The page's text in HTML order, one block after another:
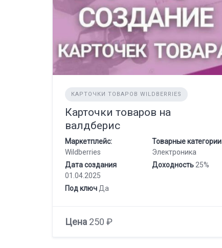
КАРТОЧКИ ТОВАРОВ WILDBERRIES
Карточки товаров на
валдберис
Маркетплейс:
Wildberries
Товарные категории
Электроника
Дата создания
01.04.2025
Доходность25%
Под ключДа
Цена 250 ₽